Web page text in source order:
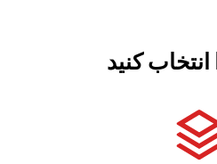
انتخاب کنید